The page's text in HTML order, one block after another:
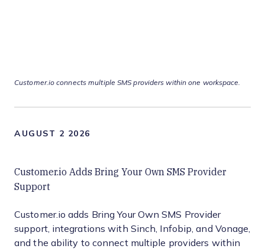
Customer.io connects multiple SMS providers within one workspace.
AUGUST 2 2026
Customer.io Adds Bring Your Own SMS Provider
Support
Customer.io adds Bring Your Own SMS Provider
support, integrations with Sinch, Infobip, and Vonage,
and the ability to connect multiple providers within